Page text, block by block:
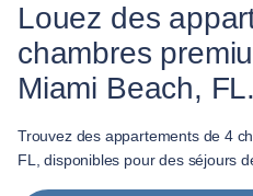
Louez des
chambres
Miami Beach, FL.
Trouvez des appartements de 4
FL, disponibles pour des séjours